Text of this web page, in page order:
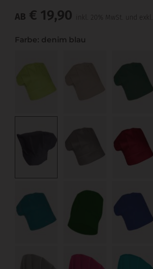
AB € 19,90 inkl. 20% MwSt. und exkl.
Farbe: denim blau